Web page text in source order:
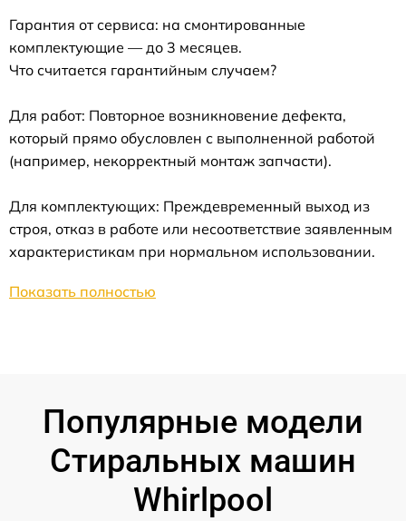
Гарантия от сервиса: на смонтированные
комплектующие — до 3 месяцев.
Что считается гарантийным случаем?
Для работ: Повторное возникновение дефекта,
который прямо обусловлен с выполненной работой
(например, некорректный монтаж запчасти).
Для комплектующих: Преждевременный выход из
строя, отказ в работе или несоответствие заявленным
характеристикам при нормальном использовании.
Показать полностью
Популярные модели
Стиральных машин
Whirlpool